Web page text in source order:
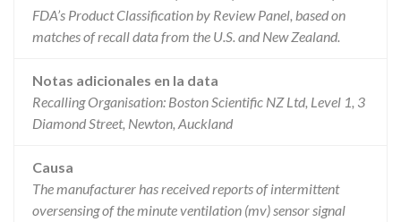
FDA’s Product Classification by Review Panel, based on
matches of recall data from the U.S. and New Zealand.
Notas adicionales en la data
Recalling Organisation: Boston Scientific NZ Ltd, Level 1, 3
Diamond Street, Newton, Auckland
Causa
The manufacturer has received reports of intermittent
oversensing of the minute ventilation (mv) sensor signal